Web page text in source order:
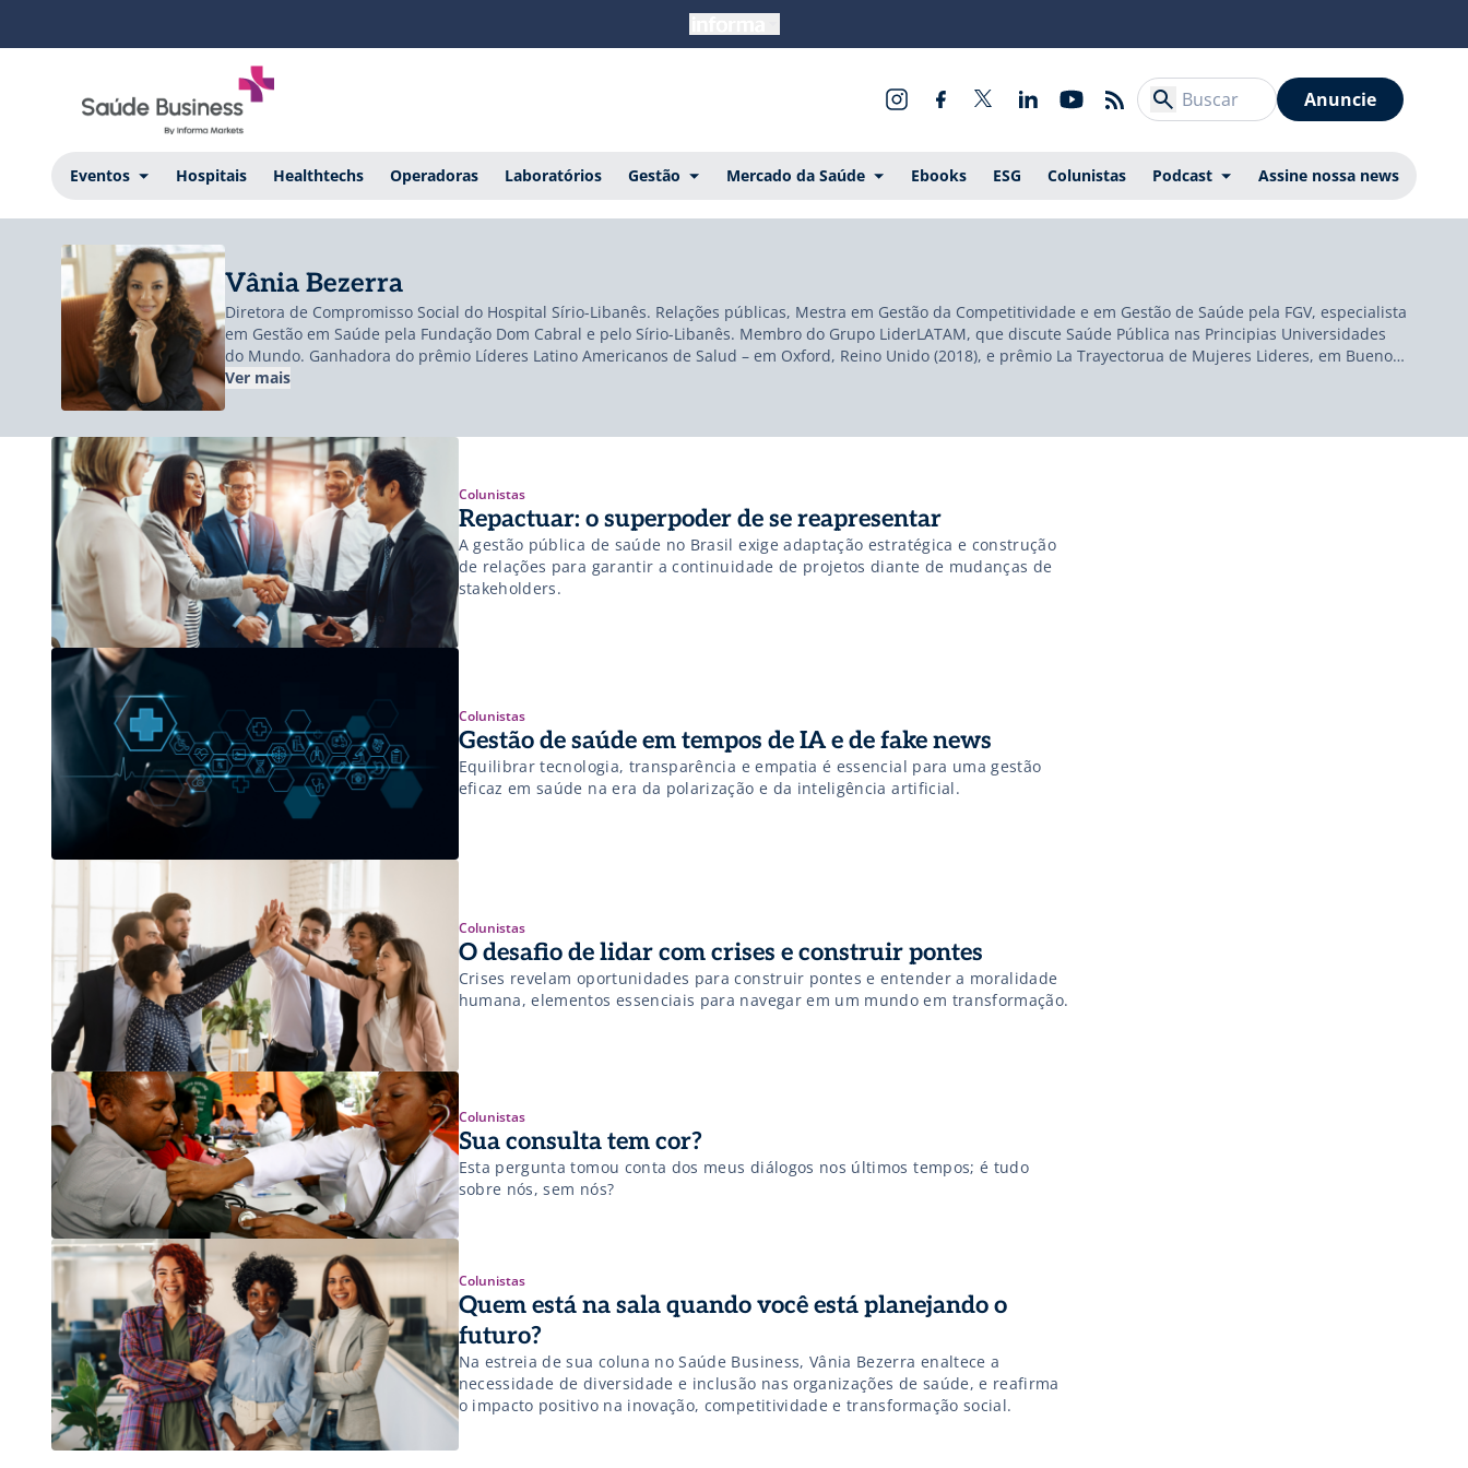
Anuncie
Eventos Hospitais Healthtechs Operadoras Laboratórios Gestão Mercado da Saúde Ebooks ESG Colunistas Podcast Assine nossa news
Vânia Bezerra
Diretora de Compromisso Social do Hospital Sírio-Libanês. Relações públicas, Mestra em Gestão da Competitividade e em Gestão de Saúde pela FGV, especialista
em Gestão em Saúde pela Fundação Dom Cabral e pelo Sírio-Libanês. Membro do Grupo LiderLATAM, que discute Saúde Pública nas Principias Universidades
do Mundo. Ganhadora do prêmio Líderes Latino Americanos de Salud – em Oxford, Reino Unido (2018), e prêmio La Trayectorua de Mujeres Lideres, em Buenos
Aires (2020), é coautora de três livros da Alta Gestão. Conselheira Consultiva do Instituto ELA e do Instituto Brasileiro de ESG e Orby Tecnologia. Ao longo de sua
Ver mais
Colunistas
Repactuar: o superpoder de se reapresentar
A gestão pública de saúde no Brasil exige adaptação estratégica e construção
de relações para garantir a continuidade de projetos diante de mudanças de
stakeholders.
Colunistas
Gestão de saúde em tempos de IA e de fake news
Equilibrar tecnologia, transparência e empatia é essencial para uma gestão
eficaz em saúde na era da polarização e da inteligência artificial.
Colunistas
O desafio de lidar com crises e construir pontes
Crises revelam oportunidades para construir pontes e entender a moralidade
humana, elementos essenciais para navegar em um mundo em transformação.
Colunistas
Sua consulta tem cor?
Esta pergunta tomou conta dos meus diálogos nos últimos tempos; é tudo
sobre nós, sem nós?
Colunistas
Quem está na sala quando você está planejando o
futuro?
Na estreia de sua coluna no Saúde Business, Vânia Bezerra enaltece a
necessidade de diversidade e inclusão nas organizações de saúde, e reafirma
o impacto positivo na inovação, competitividade e transformação social.